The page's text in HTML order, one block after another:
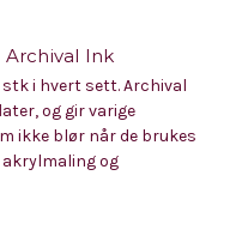
Archival Ink
i hvert sett. Archival
og gir varige
ikke blør når de brukes
og